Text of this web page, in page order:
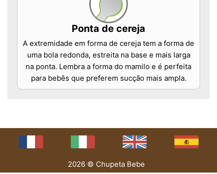
Ponta de cereja
A extremidade em forma de cereja tem a forma de
uma bola redonda, estreita na base e mais larga
na ponta. Lembra a forma do mamilo e é perfeita
para bebês que preferem sucção mais ampla.
2026 © Chupeta Bebe